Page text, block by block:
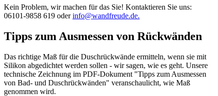
Kein Problem, wir machen für das Sie! Kontaktieren Sie uns:
06101-9858 619 oderinfo@wandfreude.de.
Tipps zum Ausmessen von Rückwänden
Das richtige Maß für die Duschrückwände ermitteln, wenn sie mit
Silikon abgedichtet werden sollen - wir sagen, wie es geht. Unsere
technische Zeichnung im PDF-Dokument "Tipps zum Ausmessen
von Bad- und Duschrückwänden" veranschaulicht, wie Maß
genommen wird.